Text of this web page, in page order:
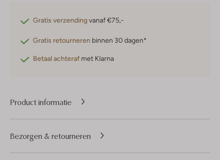
Gratis verzendingvanaf €75,-
Gratis retourneren binnen 30 dagen*
Betaal achteraf met Klarna
Product informatie
Bezorgen & retourneren